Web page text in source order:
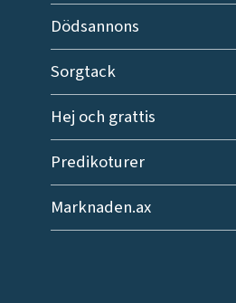
Dödsannons
Sorgtack
Hej och grattis
Predikoturer
Marknaden.ax